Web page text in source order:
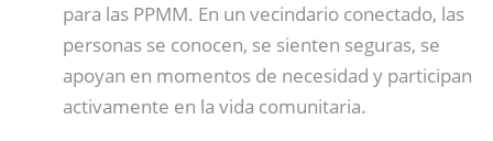
para las PPMM. En un vecindario conectado, las
personas se conocen, se sienten seguras, se
apoyan en momentos de necesidad y participan
activamente en la vida comunitaria.